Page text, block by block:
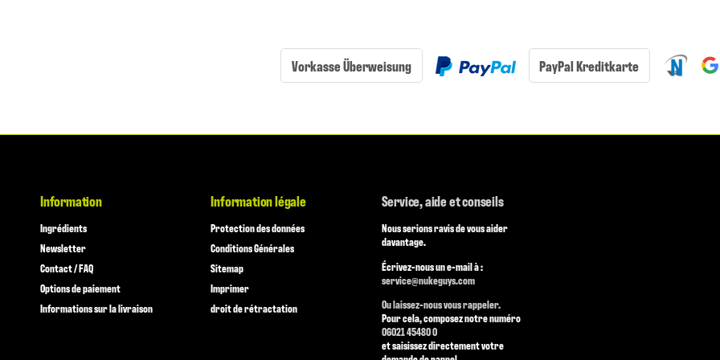
Vorkasse Überweisung PayPal Kreditkarte
Information
Ingrédients
Newsletter
Contact / FAQ
Options de paiement
Informations sur la livraison
Information légale
Protection des données
Conditions Générales
Sitemap
Imprimer
droit de rétractation
Service, aide et conseils
Nous serions ravis de vous aider
davantage.
Écrivez-nous un e-mail à :
service@nukeguys.com
Ou laissez-nous vous rappeler.
Pour cela, composez notre numéro
06021 45480 0
et saisissez directement votre